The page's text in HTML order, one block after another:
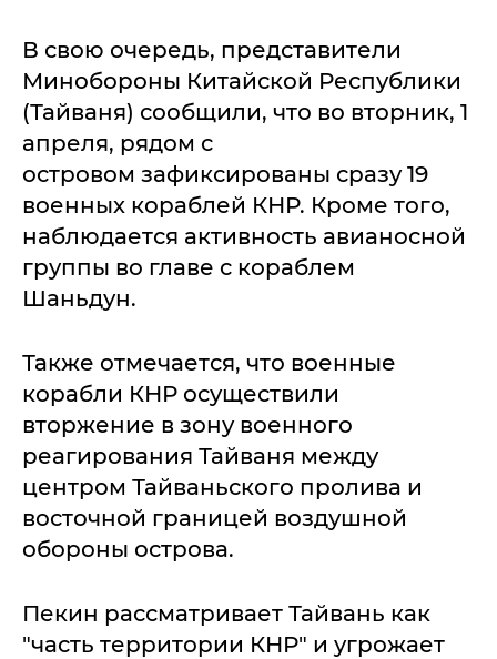
В свою очередь, представители
Минобороны Китайской Республики
(Тайваня) сообщили, что во вторник, 1
апреля, рядом с
островом зафиксированы сразу 19
военных кораблей КНР. Кроме того,
наблюдается активность авианосной
группы во главе с кораблем
Шаньдун.
Также отмечается, что военные
корабли КНР осуществили
вторжение в зону военного
реагирования Тайваня между
центром Тайваньского пролива и
восточной границей воздушной
обороны острова.
Пекин рассматривает Тайвань как
"часть территории КНР" и угрожает